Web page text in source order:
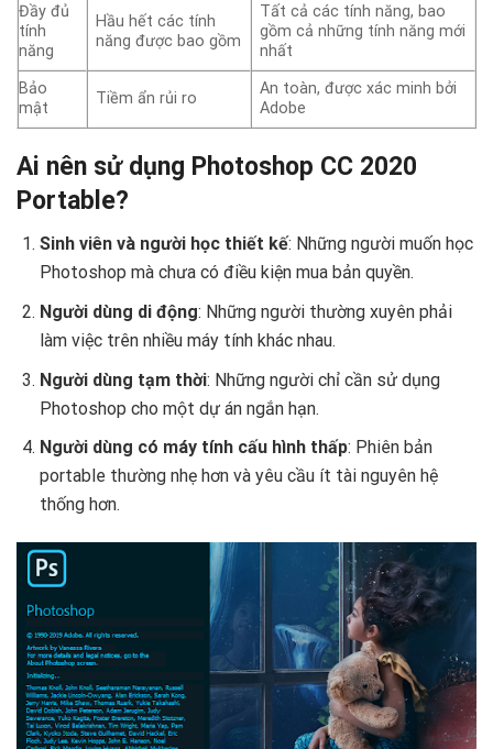
Đầy đủ
tính
năng
Hầu hết các tính
năng được bao gồm
Tất cả các tính năng, bao
gồm cả những tính năng mới
nhất
Bảo
mật
Tiềm ẩn rủi ro
An toàn, được xác minh bởi
Adobe
Ai nên sử dụng Photoshop CC 2020
Portable?
Sinh viên và người học thiết kế: Những người muốn học
Photoshop mà chưa có điều kiện mua bản quyền.
Người dùng di động: Những người thường xuyên phải
làm việc trên nhiều máy tính khác nhau.
Người dùng tạm thời: Những người chỉ cần sử dụng
Photoshop cho một dự án ngắn hạn.
Người dùng có máy tính cấu hình thấp: Phiên bản
portable thường nhẹ hơn và yêu cầu ít tài nguyên hệ
thống hơn.